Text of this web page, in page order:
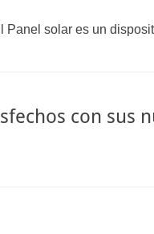
Panel solar es un
con sus